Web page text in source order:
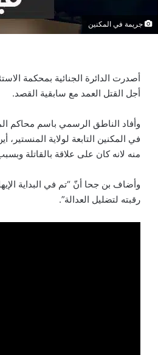
جريمة في المكنين
أصدرت الدائرة الجنائية بمحكمة
أجل القتل العمد مع سابقية القصد.
وأفاد الناطق الرسمي باسم محاكم
في المكنين التابعة لولاية
منه لانه كان على علاقة بالقاتلة
وأضاف بن جحا أنّ “تم في البداية
رقبته لتضليل العدالة”.